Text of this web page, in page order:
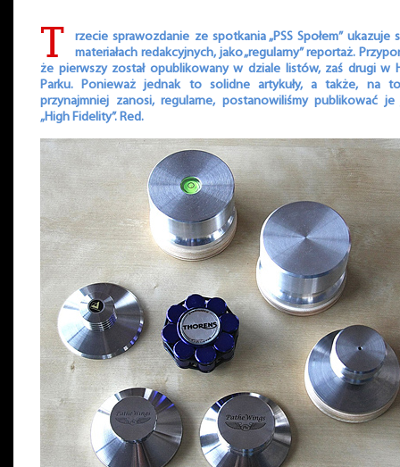
T
rzecie sprawozdanie ze spotkania „PSS Społem” ukazuje
materiałach redakcyjnych, jako „regularny” reportaż.
że pierwszy został opublikowany w dziale listów, zaś drugi w
Parku. Ponieważ jednak to solidne artykuły, a także, na
przynajmniej zanosi, regularne, postanowiliśmy publikować je
„High Fidelity”. Red.